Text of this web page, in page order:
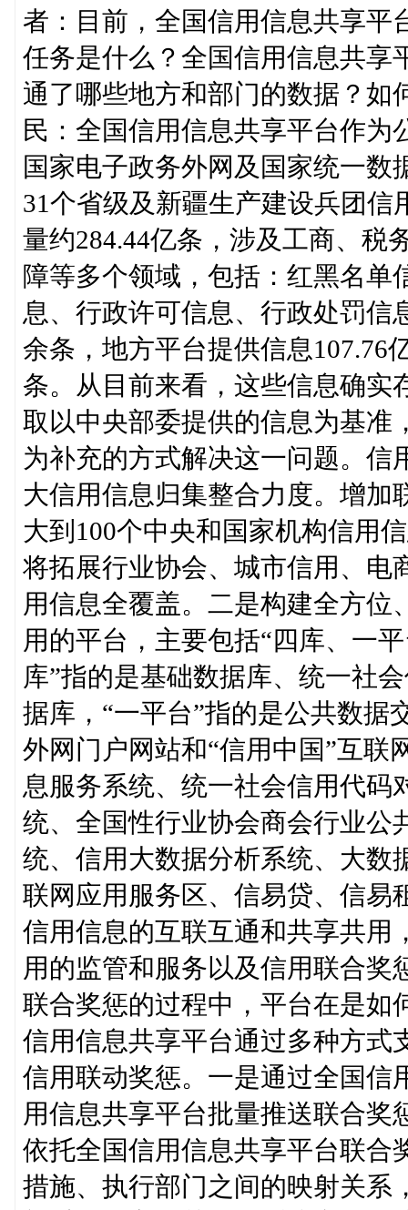
者：目前，全国信用信息共享平
任务是什么？全国信用信息共享
通了哪些地方和部门的数据？如
民：全国信用信息共享平台作为
国家电子政务外网及国家统一数
31个省级及新疆生产建设兵团
量约284.44亿条，涉及工商、税
障等多个领域，包括：红黑名单
息、行政许可信息、行政处罚信
余条，地方平台提供信息107.76
条。从目前来看，这些信息确实
取以中央部委提供的信息为基准
为补充的方式解决这一问题。信
大信用信息归集整合力度。增加
大到100个中央和国家机构信用
将拓展行业协会、城市信用、电
用信息全覆盖。二是构建全方位
用的平台，主要包括“四库、一
库”指的是基础数据库、统一社
据库，“一平台”指的是公共数据
外网门户网站和“信用中国”互联
息服务系统、统一社会信用代码
统、全国性行业协会商会行业公
统、信用大数据分析系统、大数
联网应用服务区、信易贷、信易
信用信息的互联互通和共享共用
用的监管和服务以及信用联合奖
联合奖惩的过程中，平台在是如
信用信息共享平台通过多种方式
信用联动奖惩。一是通过全国信
用信息共享平台批量推送联合奖
依托全国信用信息共享平台联合
措施、执行部门之间的映射关系